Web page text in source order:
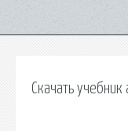
Скачать учебник